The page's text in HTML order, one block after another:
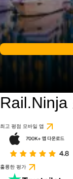
Rail.Ninja
최고 평점 모바일 앱
훌륭한 평가